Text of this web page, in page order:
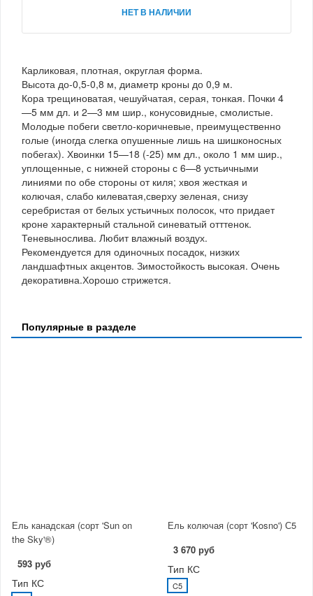
НЕТ В НАЛИЧИИ
Карликовая, плотная, округлая форма.
Высота до-0,5-0,8 м, диаметр кроны до 0,9 м.
Кора трещиноватая, чешуйчатая, серая, тонкая. Почки 4
—5 мм дл. и 2—3 мм шир., конусовидные, смолистые.
Молодые побеги светло-коричневые, преимущественно
голые (иногда слегка опушенные лишь на шишконосных
побегах). Хвоинки 15—18 (-25) мм дл., около 1 мм шир.,
уплощенные, с нижней стороны с 6—8 устьичными
линиями по обе стороны от киля; хвоя жесткая и
колючая, слабо килеватая,сверху зеленая, снизу
серебристая от белых устьичных полосок, что придает
кроне характерный стальной синеватый отттенок.
Теневынослива. Любит влажный воздух.
Рекомендуется для одиночных посадок, низких
ландшафтных акцентов. Зимостойкость высокая. Очень
декоративна.Хорошо стрижется.
Популярные в разделе
Ель канадская (сорт 'Sun on
the Sky'®)
593 руб
Тип КС
Ель колючая (сорт 'Kosno') С5
3 670 руб
Тип КС
C5